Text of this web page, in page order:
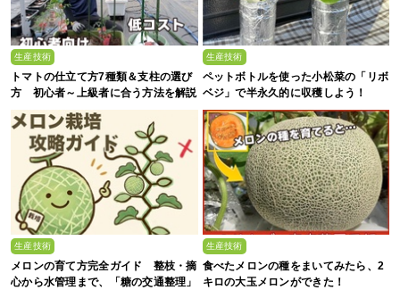
生産技術
トマトの仕立て方7種類＆支柱の選び
方 初心者～上級者に合う方法を解説
生産技術
ペットボトルを使った小松菜の「リボ
ベジ」で半永久的に収穫しよう！
生産技術
メロンの育て方完全ガイド 整枝・摘
心から水管理まで、「糖の交通整理」
生産技術
食べたメロンの種をまいてみたら、2
キロの大玉メロンができた！